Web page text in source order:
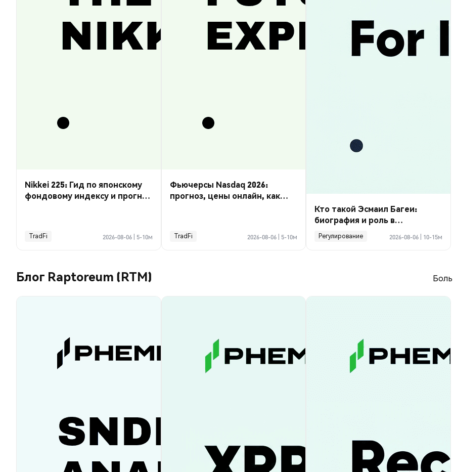
Nikkei 225: Гид по японскому
фондовому индексу и прогноз
TradFi 2026-08-06 5-10м
Фьючерсы Nasdaq 2026:
прогноз, цены онлайн, как
TradFi 2026-08-06 5-10м
Кто такой Эсмаил Багеи:
биография и роль в
криптосделке по Ормузу
Регулирование 2026-08-06 10-15м
Блог Raptoreum (RTM)